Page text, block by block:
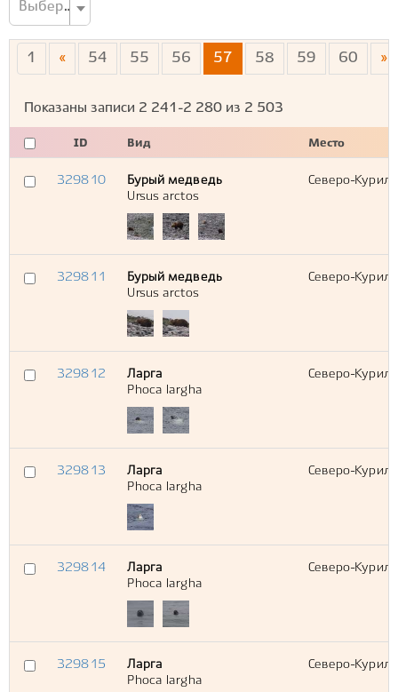
Выберите вид...
1 « 54 55 56 57 58 59 60 »
Показаны записи 2 241-2 280 из 2 503
ID Вид Место
329810
Бурый медведь
Ursus arctos
Северо-
329811
Бурый медведь
Ursus arctos
Северо-
329812
Ларга
Phoca largha
Северо-
329813
Ларга
Phoca largha
Северо-
329814
Ларга
Phoca largha
Северо-
329815
Ларга
Phoca largha
Северо-